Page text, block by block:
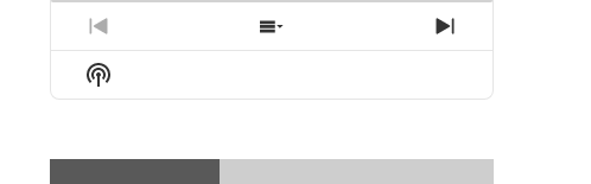
Previous
Episode
Show
Episodes
Next
Episode
Show
Podcast